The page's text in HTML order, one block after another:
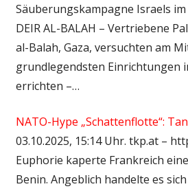
Säuberungskampagne Israels
DEIR AL-BALAH – Vertriebene
al-Balah, Gaza, versuchten am
grundlegendsten Einrichtungen
errichten –…
NATO-Hype „Schattenflotte“:
03.10.2025, 15:14 Uhr. tkp.at –
Euphorie kaperte Frankreich
Benin. Angeblich handelte es